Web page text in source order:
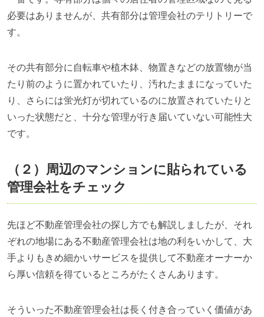
必要はありませんが、共有部分は管理会社のテリトリーで
す。
その共有部分に自転車や植木鉢、物置きなどの放置物が当
たり前のように置かれていたり、汚れたままになっていた
り、さらには蛍光灯が切れているのに放置されていたりと
いった状態だと、十分な管理が行き届いていない可能性大
です。
（２）周辺のマンションに貼られている
管理会社をチェック
先ほど不動産管理会社の探し方でも解説しましたが、それ
ぞれの地場にある不動産管理会社は地の利をいかして、大
手よりもきめ細かいサービスを提供して不動産オーナーか
ら厚い信頼を得ているところがたくさんあります。
そういった不動産管理会社は長く付き合っていく価値があ